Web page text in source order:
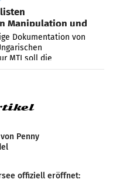
Manipulation und
Dokumentation von
MTI soll die
Manipulation und
Penny
offiziell eröffnet: